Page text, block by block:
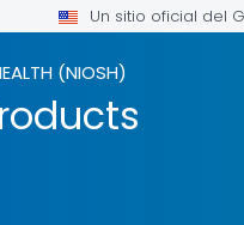
Un sitio oficial del
(NIOSH)